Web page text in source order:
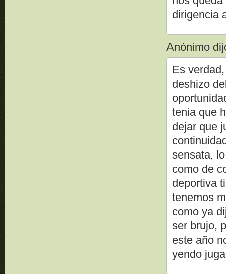
dirigencia
Anónimo
Es
deshizo
tenia que
dejar que
sensata,
como de
deportiva
tenemos
como ya
ser brujo,
este año
yendo